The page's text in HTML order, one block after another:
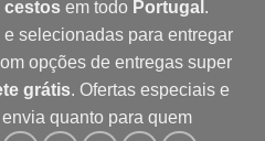
cestos em todo Portugal .
selecionadas para entregar
opções de entregas super
grátis. Ofertas especiais e
quanto para quem